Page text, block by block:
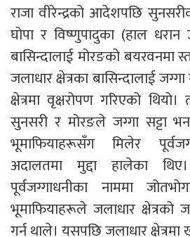
राजा वीरेन्द्रको आदेशपछि
घोपा र विष्णुपादुका (हाल धरान
बासिन्दालाई मोरङको बयरवनमा
जलाधार क्षेत्रका बासिन्दालाई
क्षेत्रमा वृक्षरोपण गरिएको
सुनसरी र मोरङले जग्गा सट्टा
भूमाफियाहरूसँग मिलेर
अदालतमा मुद्दा हालेका
पूर्वजग्गाधनीका नाममा
भूमाफियाहरूले जलाधार क्षेत्रको
गर्न थाले। यसपछि जलाधार